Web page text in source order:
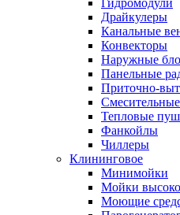
Гидромодули
Драйкулеры
Канальные
Конвекторы
Наружные
Панельные
Приточно-
Тепловые
Фанкойлы
Чиллеры
Клининговое
Минимойки
Мойки
Моющие